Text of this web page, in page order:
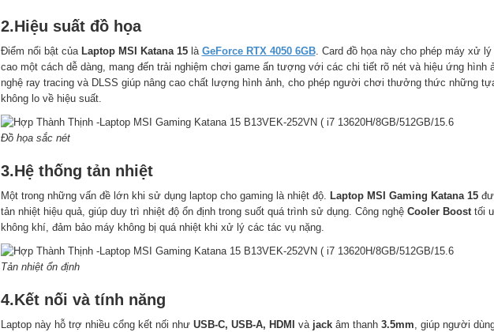
2.Hiệu suất đồ họa
Điểm nổi bật củaLaptop MSI Katana 15là GeForce RTX 4050 6GB. Card đồ họa này cho phép máy xử
cao một cách dễ dàng, mang đến trải nghiệm chơi game ấn tượng với các chi tiết rõ nét và hiệu ứng hình
nghệ ray tracing và DLSS giúp nâng cao chất lượng hình ảnh, cho phép người chơi thưởng thức những
không lo về hiệu suất.
Đồ họa sắc nét
3.Hệ thống tản nhiệt
Một trong những vấn đề lớn khi sử dụng laptop cho gaming là nhiệt độ. Laptop MSI Gaming Katana 15
tản nhiệt hiệu quả, giúp duy trì nhiệt độ ổn định trong suốt quá trình sử dụng. Công nghệ Cooler Boost tối
không khí, đảm bảo máy không bị quá nhiệt khi xử lý các tác vụ nặng.
Tản nhiệt ổn định
4.Kết nối và tính năng
Laptop này hỗ trợ nhiều cổng kết nối như USB-C, USB-A, HDMI vàjackâm thanh 3.5mm, giúp người